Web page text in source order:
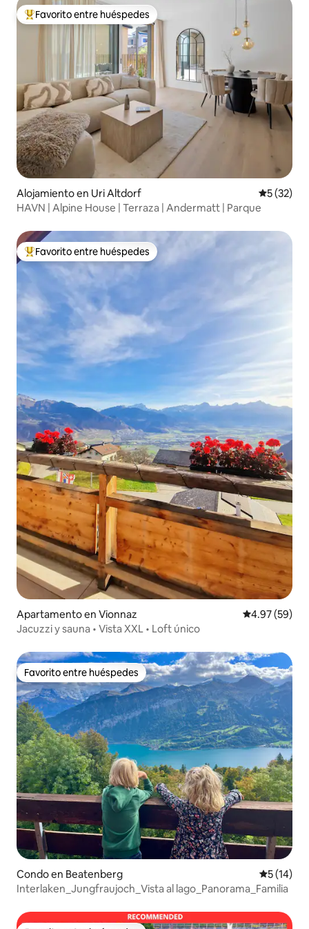
Favorito entre huéspedes preferido
Favorito entre huéspedes
Alojamiento en Uri Altdorf
5 (32)
HAVN | Alpine House | Terraza | Andermatt | Parque
Favorito entre huéspedes preferido
Favorito entre huéspedes
Apartamento en Vionnaz Calificación
4.97 (59)
Jacuzzi y sauna • Vista XXL • Loft único
Favorito entre huéspedes
Favorito entre huéspedes
Condo en Beatenberg
5 (14)
Interlaken_Jungfraujoch_Vista al lago_Panorama_Familia